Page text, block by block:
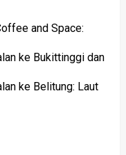
and Space:
ke Bukittinggi dan
ke Belitung: Laut